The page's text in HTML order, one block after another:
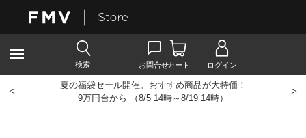
夏の福袋セール開催。おすすめ商品が大特価！
9万円台から （8/5 14時～8/19 14時）
< >